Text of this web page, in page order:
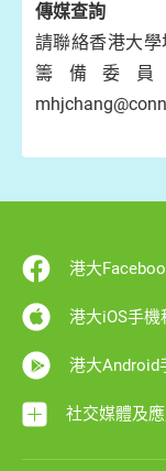
傳媒查詢
請聯絡香港大學
籌備委
港大
港大iOS手機
港大Android
社交媒體及